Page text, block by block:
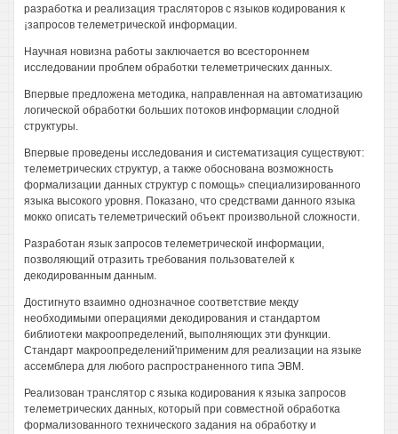
разработка и реализация трасляторов с языков кодирования к
¡запросов телеметрической информации.
Научная новизна работы заключается во всестороннем
исследовании проблем обработки телеметрических данных.
Впервые предложена методика, направленная на автоматизацию
логической обработки больших потоков информации слодной
структуры.
Впервые проведены исследования и систематизация существуют:
телеметрических структур, а также обоснована возможность
формализации данных структур с помощь» специализированного
языка высокого уровня. Показано, что средствами данного языка
мокко описать телеметрический объект произвольной сложности.
Разработан язык запросов телеметрической информации,
позволяющий отразить требования пользователей к
декодированным данным.
Достигнуто взаимно однозначное соответствие мекду
необходимыми операциями декодирования и стандартом
библиотеки макроопределений, выполняющих эти функции.
Стандарт макроопределений'применим для реализации на языке
ассемблера для любого распространенного типа ЭВМ.
Реализован транслятор с языка кодирования к языка запросов
телеметрических данных, который при совместной обработка
формализованного технического задания на обработку и